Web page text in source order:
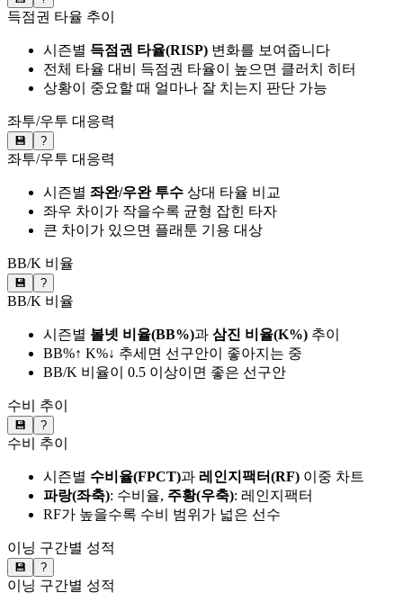
득점권 타율 추이
시즌별 득점권 타율(RISP) 변화를 보여줍니다
전체 타율 대비 득점권 타율이 높으면 클러치 히터
상황이 중요할 때 얼마나 잘 치는지 판단 가능
좌투/우투 대응력
💾 ?
좌투/우투 대응력
시즌별 좌완/우완 투수 상대 타율 비교
좌우 차이가 작을수록 균형 잡힌 타자
큰 차이가 있으면 플래툰 기용 대상
BB/K 비율
💾 ?
BB/K 비율
시즌별 볼넷 비율(BB%)과 삼진 비율(K%) 추이
BB%↑ K%↓ 추세면 선구안이 좋아지는 중
BB/K 비율이 0.5 이상이면 좋은 선구안
수비 추이
💾 ?
수비 추이
시즌별 수비율(FPCT)과 레인지팩터(RF) 이중 차트
파랑(좌축): 수비율, 주황(우축): 레인지팩터
RF가 높을수록 수비 범위가 넓은 선수
이닝 구간별 성적
💾 ?
이닝 구간별 성적